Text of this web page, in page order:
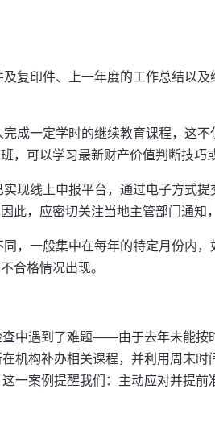
复印件、上一年度的工作总结以
成一定学时的继续教育课程，这
，可以学习最新财产价值判断技巧
实现线上申报平台，通过电子方式
此，应密切关注当地主管部门通知
，一般集中在每年的特定月份内，
合格情况出现。
中遇到了难题——由于去年未能按
机构补办相关课程，并利用周末时
一案例提醒我们：主动应对并提前